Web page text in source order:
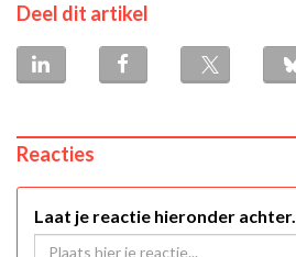
Deel dit artikel
Reacties
Laat je reactie hieronder achter.